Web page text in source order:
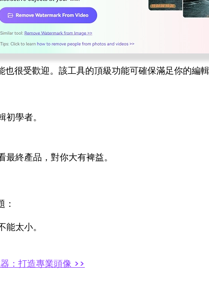
也很受歡迎。該工具的頂級功能可確保滿足你的編
學者。
終產品，對你大有裨益。
太小。
：打造專業頭像 >>